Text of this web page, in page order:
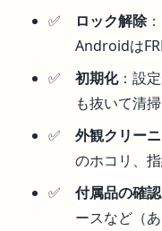
ロック解除
Androidは
初期化：設
も抜いて清掃
外観クリー
のホコリ、
付属品の確認
ースなど（